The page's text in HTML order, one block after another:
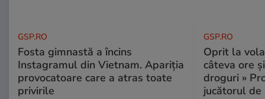
GSP.RO
Fosta gimnastă a încins
Instagramul din Vietnam. Apariția
provocatoare care a atras toate
privirile
GSP.RO
Oprit la
câteva ore
droguri »
jucătorul